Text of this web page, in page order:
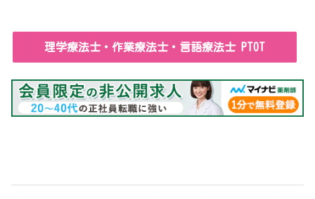
理学療法士・作業療法士・言語療法士 PTOT